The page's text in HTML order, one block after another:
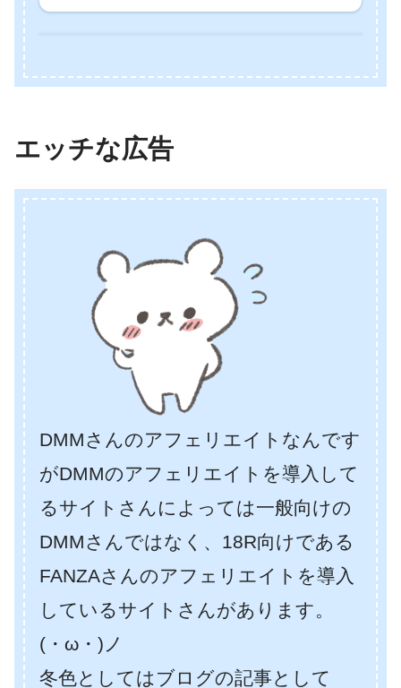
エッチな広告
DMMさんのアフェリエイトなんです
がDMMのアフェリエイトを導入して
るサイトさんによっては一般向けの
DMMさんではなく、18R向けである
FANZAさんのアフェリエイトを導入
しているサイトさんがあります。
(・ω・)ノ
冬色としてはブログの記事として